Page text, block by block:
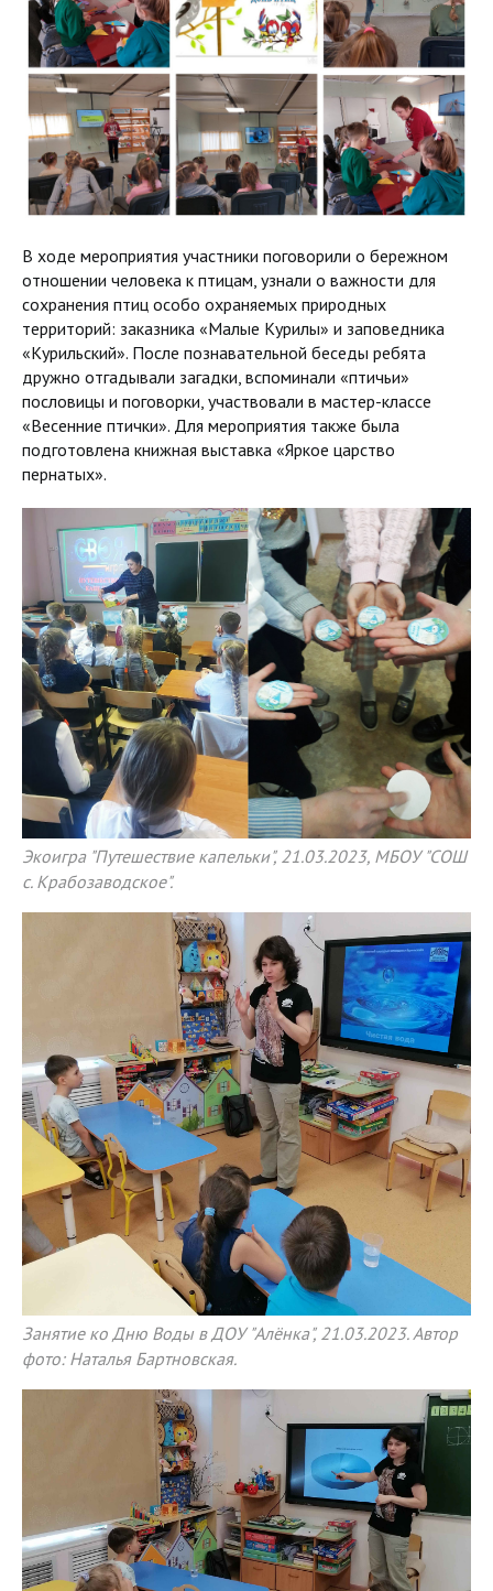
В ходе мероприятия участники поговорили о бережном
отношении человека к птицам, узнали о важности для
сохранения птиц особо охраняемых природных
территорий: заказника «Малые Курилы» и заповедника
«Курильский». После познавательной беседы ребята
дружно отгадывали загадки, вспоминали «птичьи»
пословицы и поговорки, участвовали в мастер-классе
«Весенние птички». Для мероприятия также была
подготовлена книжная выставка «Яркое царство
пернатых».
Экоигра "Путешествие капельки", 21.03.2023, МБОУ "СОШ
с. Крабозаводское".
Занятие ко Дню Воды в ДОУ "Алёнка", 21.03.2023. Автор
фото: Наталья Бартновская.